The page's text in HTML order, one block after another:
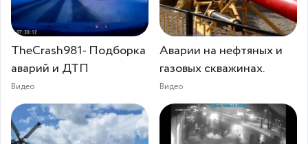
TheCrash981- Подборка
аварий и ДТП
Видео
Аварии на нефтяных и
газовых скважинах.
Видео